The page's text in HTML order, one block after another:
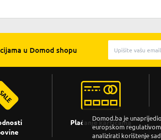
u Domod shopu
Plaćanje karticama
Domod.ba je
europskom
analizirati korištenje